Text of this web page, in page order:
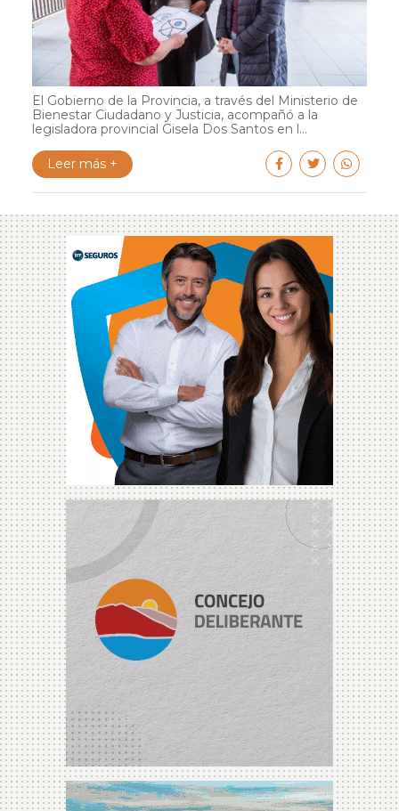
El Gobierno de la Provincia, a través del Ministerio de
Bienestar Ciudadano y Justicia, acompañó a la
legisladora provincial Gisela Dos Santos en l...
Leer más +